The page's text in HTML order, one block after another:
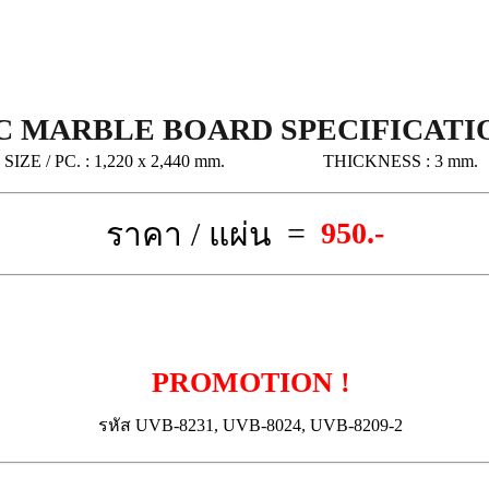
MARBLE BOARD
SIZE / PC. : 1,220 x 2,440 mm. THICKNESS : 3 mm.
ราคา / แผ่น = 950.-
PROMOTION !
รหัส UVB-8231, UVB-8024, UVB-8209-2